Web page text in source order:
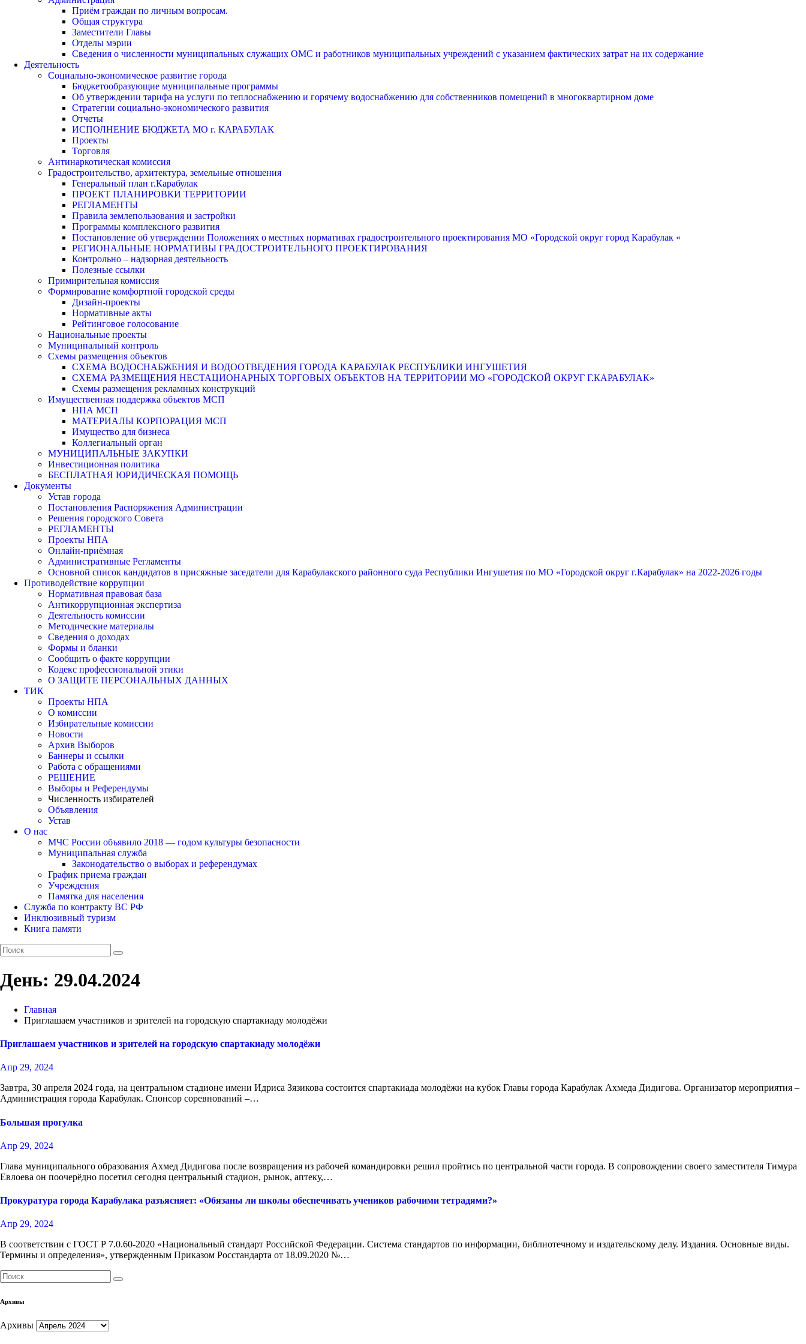
Приём граждан по личным вопросам.
Общая структура
Заместители Главы
Отделы мэрии
Сведения о численности муниципальных служащих ОМС и работников муниципальных учреждений с указанием фактических затрат на их содержание
Деятельность
Социально-экономическое развитие города
Бюджетообразующие муниципальные программы
Об утверждении тарифа на услуги по теплоснабжению и горячему водоснабжению для собственников помещений в многоквартирном доме
Стратегии социально-экономического развития
Отчеты
ИСПОЛНЕНИЕ БЮДЖЕТА МО г. КАРАБУЛАК
Проекты
Торговля
Антинаркотическая комиссия
Градостроительство, архитектура, земельные отношения
Генеральный план г.Карабулак
ПРОЕКТ ПЛАНИРОВКИ ТЕРРИТОРИИ
РЕГЛАМЕНТЫ
Правила землепользования и застройки
Программы комплексного развития
Постановление об утверждении Положениях о местных нормативах градостроительного проектирования МО «Городской округ город Карабулак «
РЕГИОНАЛЬНЫЕ НОРМАТИВЫ ГРАДОСТРОИТЕЛЬНОГО ПРОЕКТИРОВАНИЯ
Контрольно – надзорная деятельность
Полезные ссылки
Примирительная комиссия
Формирование комфортной городской среды
Дизайн-проекты
Нормативные акты
Рейтинговое голосование
Национальные проекты
Муниципальный контроль
Схемы размещения объектов
СХЕМА ВОДОСНАБЖЕНИЯ И ВОДООТВЕДЕНИЯ ГОРОДА КАРАБУЛАК РЕСПУБЛИКИ ИНГУШЕТИЯ
СХЕМА РАЗМЕЩЕНИЯ НЕСТАЦИОНАРНЫХ ТОРГОВЫХ ОБЪЕКТОВ НА ТЕРРИТОРИИ МО «ГОРОДСКОЙ ОКРУГ Г.КАРАБУЛАК»
Схемы размещения рекламных конструкций
Имущественная поддержка объектов МСП
НПА МСП
МАТЕРИАЛЫ КОРПОРАЦИЯ МСП
Имущество для бизнеса
Коллегиальный орган
МУНИЦИПАЛЬНЫЕ ЗАКУПКИ
Инвестиционная политика
БЕСПЛАТНАЯ ЮРИДИЧЕСКАЯ ПОМОЩЬ
Документы
Устав города
Постановления Распоряжения Администрации
Решения городского Совета
РЕГЛАМЕНТЫ
Проекты НПА
Онлайн-приёмная
Административные Регламенты
Основной список кандидатов в присяжные заседатели для Карабулакского районного суда Республики Ингушетия по МО «Городской округ г.Карабулак» на 2022-2026 годы
Противодействие коррупции
Нормативная правовая база
Антикоррупционная экспертиза
Деятельность комиссии
Методические материалы
Сведения о доходах
Формы и бланки
Сообщить о факте коррупции
Кодекс профессиональной этики
О ЗАЩИТЕ ПЕРСОНАЛЬНЫХ ДАННЫХ
ТИК
Проекты НПА
О комиссии
Избирательные комиссии
Новости
Архив Выборов
Баннеры и ссылки
Работа с обращениями
РЕШЕНИЕ
Выборы и Референдумы
Численность избирателей
Объявления
Устав
О нас
МЧС России объявило 2018 — годом культуры безопасности
Муниципальная служба
Законодательство о выборах и референдумах
График приема граждан
Учреждения
Памятка для населения
Служба по контракту ВС РФ
Инклюзивный туризм
Книга памяти
День: 29.04.2024
Главная
Приглашаем участников и зрителей на городскую спартакиаду молодëжи
Приглашаем участников и зрителей на городскую спартакиаду молодëжи
Апр 29, 2024
Завтра, 30 апреля 2024 года, на центральном стадионе имени Идриса Зязикова состоится спартакиада молодëжи на кубок Главы города Карабулак Ахмеда Дидигова. Организатор мероприятия –
Администрация города Карабулак. Спонсор соревнований –…
Большая прогулка
Апр 29, 2024
Глава муниципального образования Ахмед Дидигова после возвращения из рабочей командировки решил пройтись по центральной части города. В сопровождении своего заместителя Тимура
Евлоева он поочерëдно посетил сегодня центральный стадион, рынок, аптеку,…
Прокуратура города Карабулака разъясняет: «Обязаны ли школы обеспечивать учеников рабочими тетрадями?»
Апр 29, 2024
В соответствии с ГОСТ Р 7.0.60-2020 «Национальный стандарт Российской Федерации. Система стандартов по информации, библиотечному и издательскому делу. Издания. Основные виды.
Термины и определения», утвержденным Приказом Росстандарта от 18.09.2020 №…
Архивы
Архивы